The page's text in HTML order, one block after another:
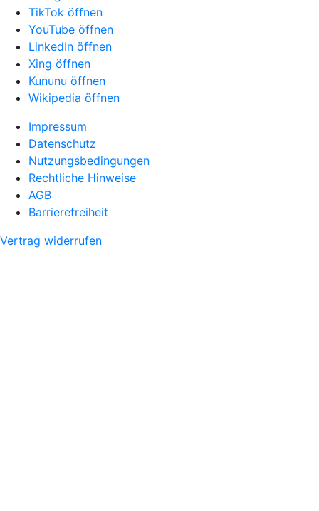
TikTok öffnen
YouTube öffnen
LinkedIn öffnen
Xing öffnen
Kununu öffnen
Wikipedia öffnen
Impressum
Datenschutz
Nutzungsbedingungen
Rechtliche Hinweise
AGB
Barrierefreiheit
Vertrag widerrufen